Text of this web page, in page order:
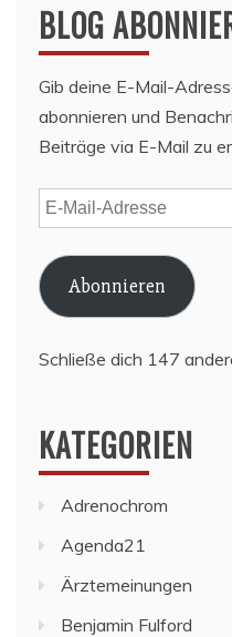
BLOG
Gib deine E-Mail-
abonnieren und
Beiträge via E-Mail zu
E-
Mail-
Adresse
Abonnieren
Schließe dich 147
KATEGORIEN
Adrenochrom
Agenda21
Ärztemeinungen
Benjamin Fulford